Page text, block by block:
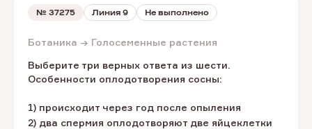
№ 37275 Линия 9 Не выполнено
Ботаника → Голосеменные растения
Выберите три верных ответа из шести.
Особенности оплодотворения сосны:
1) происходит через год после опыления
2) два спермия оплодотворяют две яйцеклетки